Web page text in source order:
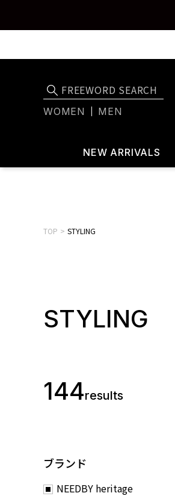
WOMEN MEN
NEW ARRIVALS
TOP STYLING
STYLING
144results
ブランド
NEEDBY heritage